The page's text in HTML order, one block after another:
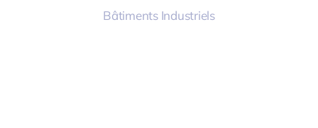
Bâtiments Industriels